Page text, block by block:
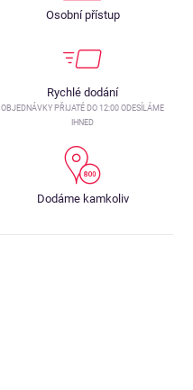
Osobní přístup
Rychlé dodání
OBJEDNÁVKY PŘIJATÉ DO 12:00 ODESÍLÁME
IHNED
Dodáme kamkoliv